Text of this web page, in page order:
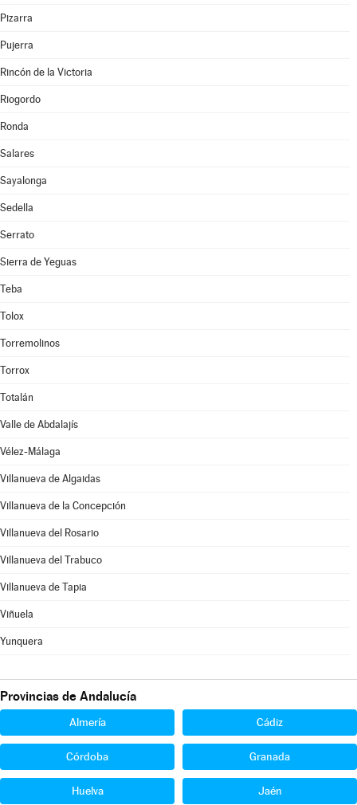
Pizarra
Pujerra
Rincón de la Victoria
Riogordo
Ronda
Salares
Sayalonga
Sedella
Serrato
Sierra de Yeguas
Teba
Tolox
Torremolinos
Torrox
Totalán
Valle de Abdalajís
Vélez-Málaga
Villanueva de Algaidas
Villanueva de la Concepción
Villanueva del Rosario
Villanueva del Trabuco
Villanueva de Tapia
Viñuela
Yunquera
Provincias de Andalucía
Almería Cádiz
Córdoba Granada
Huelva Jaén